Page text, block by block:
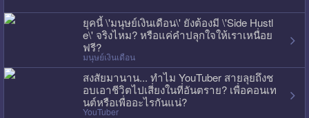
ยุคนี้ \'มนุษย์เงินเดือน\' ยังต้องมี \'Side Hustl
e\' จริงไหม? หรือแค่คำปลุกใจให้เราเหนื่อย
ฟรี?
มนุษย์เงินเดือน
สงสัยมานาน... ทำไม YouTuber สายลุยถึงช
อบเอาชีวิตไปเสี่ยงในที่อันตราย? เพื่อคอนเท
นต์หรือเพื่ออะไรกันแน่?
YouTuber